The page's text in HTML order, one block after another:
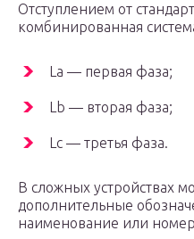
Отступлением от
комбинированная
La — первая фаза;
Lb — вторая фаза;
Lc — третья фаза.
В сложных устройствах
дополнительные
наименование или